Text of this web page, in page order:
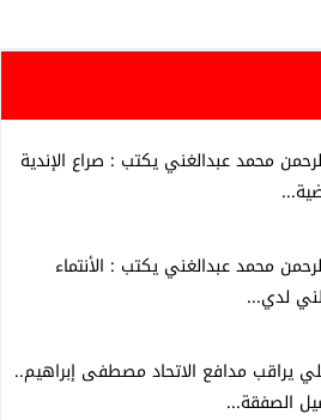
محمد عبدالغني يكتب : صراع الإندية
محمد عبدالغني يكتب : الأنتماء
لدي...
يراقب مدافع الاتحاد مصطفى إبراهيم..
الصفقة...